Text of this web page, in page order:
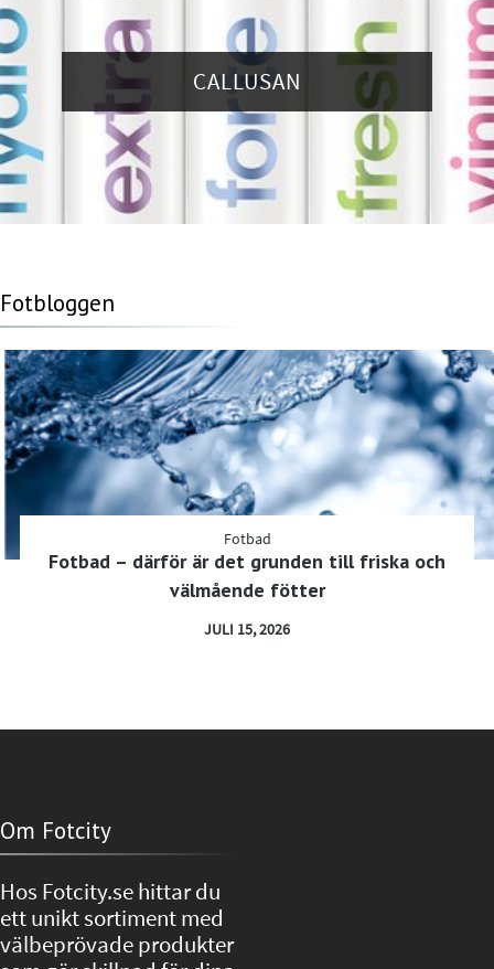
CALLUSAN
Fotbloggen
Fotbad
Fotbad – därför är det grunden till friska och
välmående fötter
JULI 15, 2026
Om Fotcity
Hos Fotcity.se hittar du
ett unikt sortiment med
välbeprövade produkter